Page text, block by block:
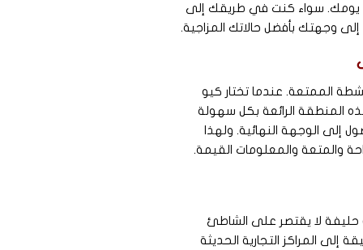
يومك. سواء كنت في طريقك إلى
وجهتك بأفضل حالاتك المزاجية.
الممتعة. عندما تختار كيو
المنطقة الرائعة بكل سهولة
إلى الوجهة النهائية. ولهذا
والمتعة والمعلومات القيمة.
حليفة لا يقتصر على الشاطئ
المراكز التجارية الحديثة